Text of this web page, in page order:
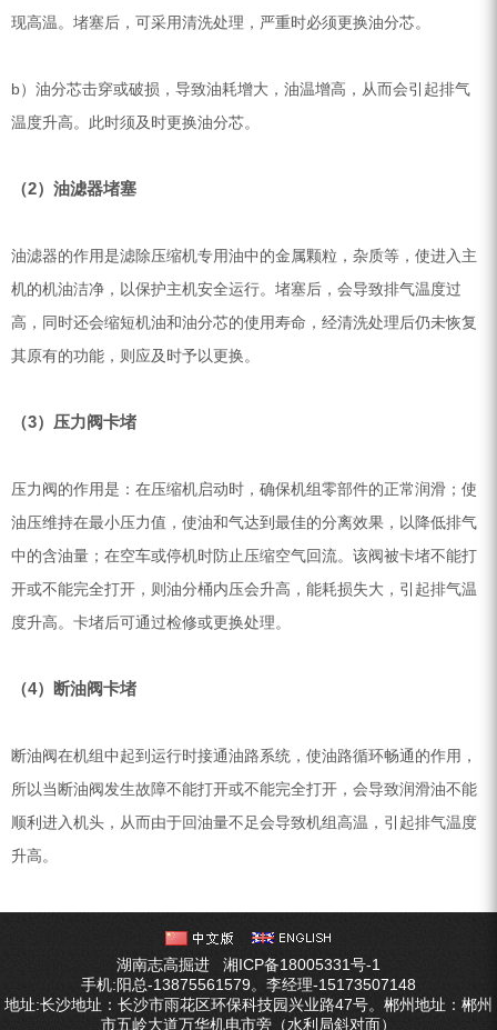
现高温。堵塞后，可采用清洗处理，严重时必须更换油分芯。
b）油分芯击穿或破损，导致油耗增大，油温增高，从而会引起排气
温度升高。此时须及时更换油分芯。
（2）油滤器堵塞
油滤器的作用是滤除压缩机专用油中的金属颗粒，杂质等，使进入主
机的机油洁净，以保护主机安全运行。堵塞后，会导致排气温度过
高，同时还会缩短机油和油分芯的使用寿命，经清洗处理后仍未恢复
其原有的功能，则应及时予以更换。
（3）压力阀卡堵
压力阀的作用是：在压缩机启动时，确保机组零部件的正常润滑；使
油压维持在最小压力值，使油和气达到最佳的分离效果，以降低排气
中的含油量；在空车或停机时防止压缩空气回流。该阀被卡堵不能打
开或不能完全打开，则油分桶内压会升高，能耗损失大，引起排气温
度升高。卡堵后可通过检修或更换处理。
（4）断油阀卡堵
断油阀在机组中起到运行时接通油路系统，使油路循环畅通的作用，
所以当断油阀发生故障不能打开或不能完全打开，会导致润滑油不能
顺利进入机头，从而由于回油量不足会导致机组高温，引起排气温度
升高。
湖南志高掘进 湘ICP备18005331号-1
手机:阳总-13875561579。李经理-15173507148
地址:长沙地址：长沙市雨花区环保科技园兴业路47号。郴州地址：郴州
市五岭大道万华机电市旁（水利局斜对面）